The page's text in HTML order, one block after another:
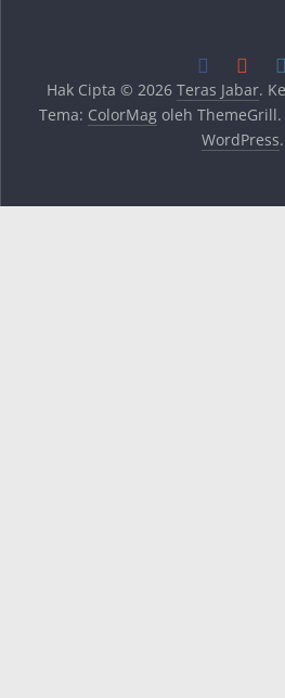
Hak Cipta © 2026 Teras Jabar.
Tema: ColorMagoleh
WordPress.